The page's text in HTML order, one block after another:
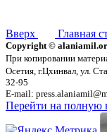
Вверх Главная
Copyright ©
При копировании
Осетия, г.Цхинвал, ул.
32-95
E-mail:
Перейти на полную